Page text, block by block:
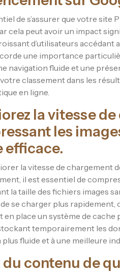
de s’assurer que votre
cela peut avoir un impact
d’utilisateurs accédant
une importance
navigation fluide et une
classement dans les
en ligne.
la vitesse
les
efficace.
la vitesse de chargement
il est essentiel de
la taille des fichiers images
se charger plus
en place un système de
temporairement les
plus fluide et à une meilleure
du contenu de